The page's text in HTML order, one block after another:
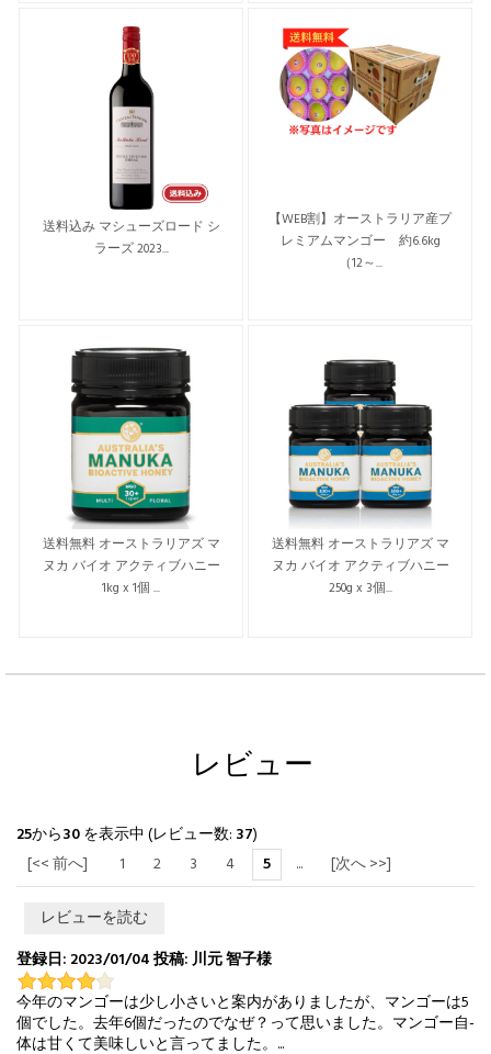
送料込み マシューズロード シ
ラーズ 2023...
【WEB割】オーストラリア産プ
レミアムマンゴー 約6.6kg
（12～...
送料無料 オーストラリアズ マ
ヌカ バイオ アクティブハニー
1kg x 1個 ...
送料無料 オーストラリアズ マ
ヌカ バイオ アクティブハニー
250g x 3個...
レビュー
25から30を表示中 (レビュー数: 37)
[<< 前へ]
1 2 3 4 5 ... [次へ >>]
レビューを読む
登録日: 2023/01/04 投稿: 川元 智子様
今年のマンゴーは少し小さいと案内がありましたが、マンゴーは5
個でした。去年6個だったのでなぜ？って思いました。マンゴー自-
体は甘くて美味しいと言ってました。...